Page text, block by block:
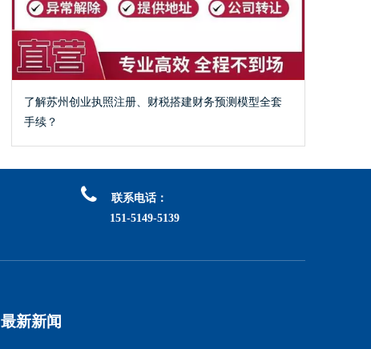
了解苏州创业执照注册、财税搭建财务预测模型全套
手续？

联系电话：
151-5149-5139
最新新闻